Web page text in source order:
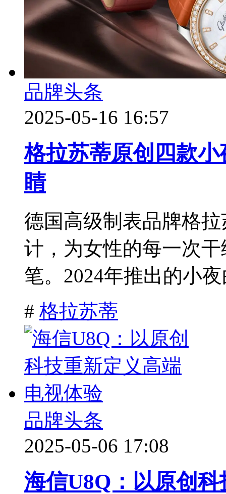
品牌头条
2025-05-16 16:57
格拉苏蒂原创四款
睛
德国高级制表品牌格
计，为女性的每一次
笔。2024年推出的小
# 格拉苏蒂
品牌头条
2025-05-06 17:08
海信U8Q：以原创